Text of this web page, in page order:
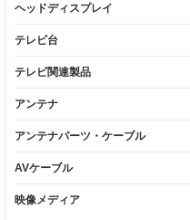
ヘッドディスプレイ
テレビ台
テレビ関連製品
アンテナ
アンテナパーツ・ケーブル
AVケーブル
映像メディア